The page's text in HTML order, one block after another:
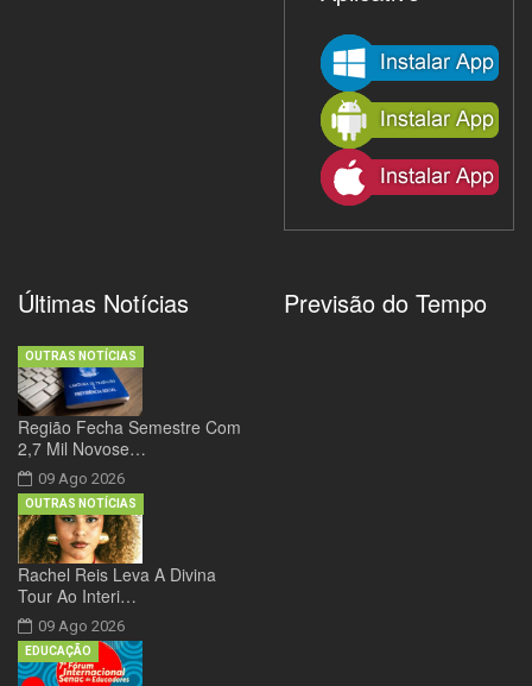
Últimas Notícias
Região Fecha Semestre Com
2,7 Mil Novose…
09 Ago 2026
OUTRAS NOTÍCIAS
Rachel Reis Leva A Divina
Tour Ao Interi…
09 Ago 2026
OUTRAS NOTÍCIAS
EDUCAÇÃO
Previsão do Tempo